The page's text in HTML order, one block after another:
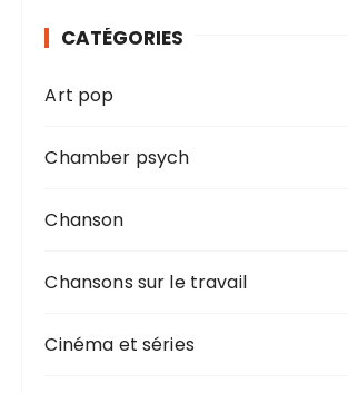
CATÉGORIES
Art pop
Chamber psych
Chanson
Chansons sur le travail
Cinéma et séries